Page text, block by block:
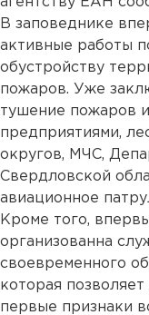
В заповеднике
активные работы
обустройству
пожаров. Уже
тушение пожаров
предприятиями,
округов, МЧС,
Свердловской
авиационное
Кроме того,
организованна
своевременного
которая
первые признаки